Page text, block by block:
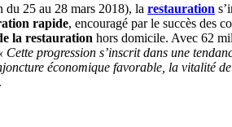
du 25 au 28 mars 2018), la restauration
rapide, encouragé par le succès des
la restauration hors domicile. Avec 62
Cette progression s’inscrit dans une
économique favorable, la vitalité
.